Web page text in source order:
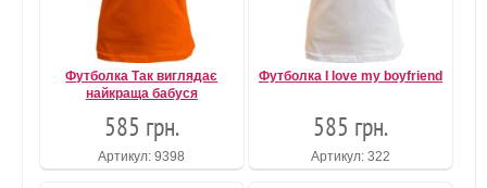
Футболка Так виглядає
найкраща бабуся
585 грн.
Артикул: 9398
Футболка I love my boyfriend
585 грн.
Артикул: 322